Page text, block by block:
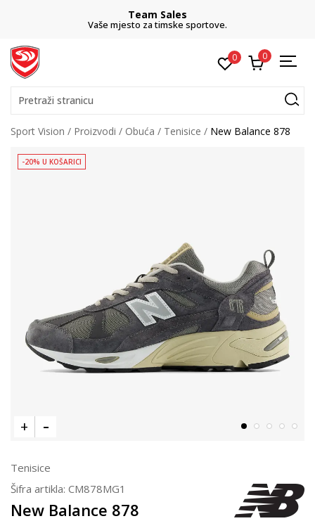
Team Sales
Vaše mjesto za timske sportove.
0 0
Pretraži stranicu
Sport Vision Proizvodi Obuća Tenisice New Balance 878
-20% U KOŠARICI
Tenisice
Šifra artikla: CM878MG1
New Balance 878